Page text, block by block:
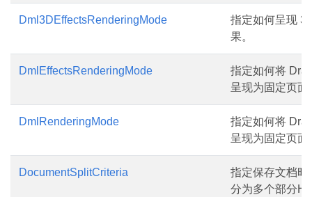
Dml3DEffectsRenderingMode
指定如何呈现
果。
DmlEffectsRenderingMode
指定如何将
呈现为固定页面
DmlRenderingMode
指定如何将
呈现为固定页面
DocumentSplitCriteria
指定保存文档时
分为多个部分